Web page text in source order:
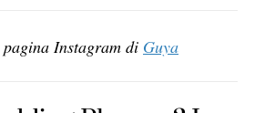
Instagram di Guya